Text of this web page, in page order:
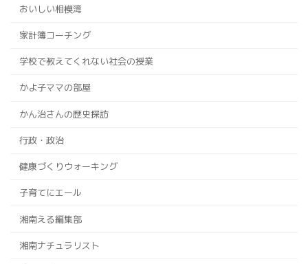
おいしい相模湾
家計簿コーチング
学校で教えてくれない社会の授業
かよ子ママの部屋
かん治さんの歴史探訪
行政・政治
健康づくりウォーキング
子育てにエール
湘南える編集部
湘南ナチュラリスト